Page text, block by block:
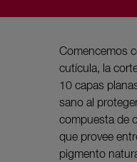
Comencemos
cutícula, la
10 capas
sano al
compuesta de
que provee
pigmento